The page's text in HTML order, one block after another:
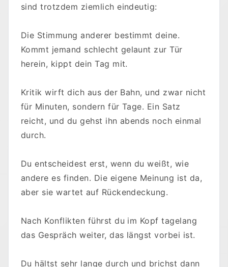
sind trotzdem ziemlich eindeutig:
Die Stimmung anderer bestimmt deine.
Kommt jemand schlecht gelaunt zur Tür
herein, kippt dein Tag mit.
Kritik wirft dich aus der Bahn, und zwar nicht
für Minuten, sondern für Tage. Ein Satz
reicht, und du gehst ihn abends noch einmal
durch.
Du entscheidest erst, wenn du weißt, wie
andere es finden. Die eigene Meinung ist da,
aber sie wartet auf Rückendeckung.
Nach Konflikten führst du im Kopf tagelang
das Gespräch weiter, das längst vorbei ist.
Du hältst sehr lange durch und brichst dann